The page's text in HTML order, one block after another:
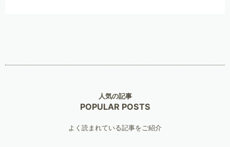
人気の記事
POPULAR POSTS
よく読まれている記事をご紹介